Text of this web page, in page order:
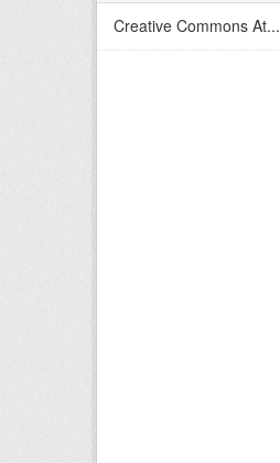
Creative Commons At...